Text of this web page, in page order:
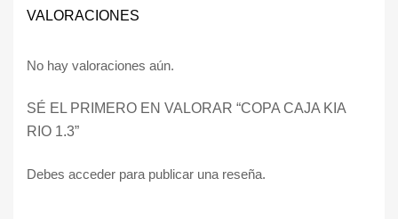
VALORACIONES
No hay valoraciones aún.
SÉ EL PRIMERO EN VALORAR “COPA CAJA KIA
RIO 1.3”
Debes acceder para publicar una reseña.